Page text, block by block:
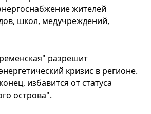
жителей
школ, медучреждений,
разрешит
кризис в регионе.
избавится от статуса
острова".